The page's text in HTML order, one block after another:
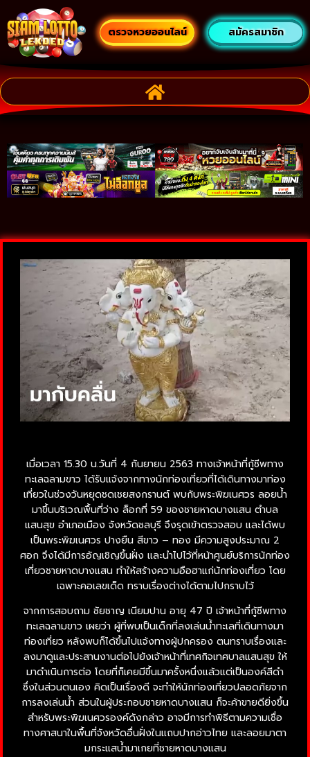
ตรวจหวยออนไลน์ สมัครสมาชิก
เมื่อเวลา 15.30 น.วันที่ 4 กันยายน 2563 ทางเจ้าหน้าที่กู้ชีพทาง
ทะเลฉลามขาว ได้รับแจ้งจากทางนักท่องเที่ยวที่ได้เดินทางมาท่อง
เที่ยวในช่วงวันหยุดชดเชยสงกรานต์ พบกับพระพิฆเนศวร ลอยน้ำ
มาขึ้นบริเวณพื้นที่ว่าง ล็อกที่ 59 ของชายหาดบางแสน ตำบล
แสนสุข อำเภอเมือง จังหวัดชลบุรี จึงรุดเข้าตรวจสอบ และได้พบ
เป็นพระพิฆเนศวร ปางยืน สีขาว – ทอง มีความสูงประมาณ 2
ศอก จึงได้มีการอัญเชิญขึ้นฝั่ง และนำไปไว้ที่หน้าศูนย์บริการนักท่อง
เที่ยวชายหาดบางแสน ทำให้สร้างความอือฮาแก่นักท่องเที่ยว โดย
เฉพาะคอเลขเด็ด ทราบเรื่องต่างได้ตามไปกราบไว้
จากการสอบถาม ชัยชาญ เนียมปาน อายุ 47 ปี เจ้าหน้าที่กู้ชีพทาง
ทะเลฉลามขาว เผยว่า ผู้ที่พบเป็นเด็กที่ลงเล่นน้ำทะเลที่เดินทางมา
ท่องเที่ยว หลังพบก็ได้ขึ้นไปแจ้งทางผู้ปกครอง ตนทราบเรื่องและ
ลงมาดูและประสานงานต่อไปยังเจ้าหน้าที่เทศกิจเทศบาลแสนสุข ให้
มาดำเนินการต่อ โดยที่ก็เคยมีขึ้นมาครั้งหนึ่งแล้วแต่เป็นองค์สีดำ
ซึ่งในส่วนตนเอง คิดเป็นเรื่องดี จะทำให้นักท่องเที่ยวปลอดภัยจาก
การลงเล่นน้ำ ส่วนในผู้ประกอบชายหาดบางแสน ก็จะค้าขายดียิ่งขึ้น
สำหรับพระพิฆเนศวรองค์ดังกล่าว อาจมีการทำพิธีตามความเชื่อ
ทางศาสนาในพื้นที่จังหวัดอื่นฝั่งในแถบปากอ่าวไทย และลอยมาตา
มกระแสน้ำมาเกยที่ชายหาดบางแสน